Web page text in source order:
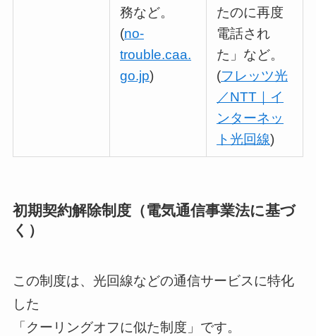
務など。
(no-
trouble.caa.
go.jp)
たのに再度
電話され
た」など。
(フレッツ光
／NTT｜イ
ンターネッ
ト光回線)
初期契約解除制度（電気通信事業法に基づ
く）
この制度は、光回線などの通信サービスに特化
した
「クーリングオフに似た制度」です。